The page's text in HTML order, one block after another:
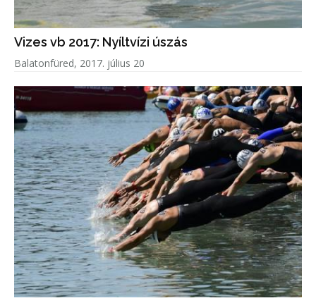
Vizes vb 2017: Nyíltvízi úszás
Balatonfüred, 2017. július 20